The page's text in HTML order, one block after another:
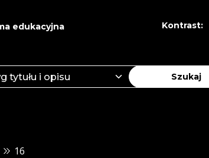
edukacyjna Kontrast:
Szukaj
16